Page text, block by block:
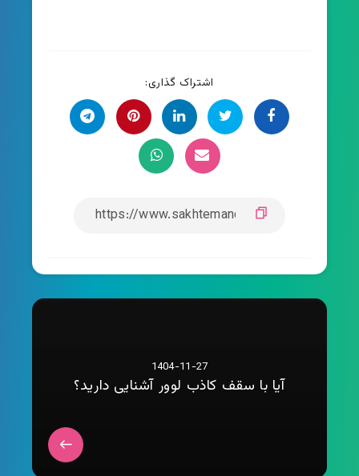
اشتراک گذاری:
1404-11-27
آیا با سقف کاذب لوور آشنایی دارید؟